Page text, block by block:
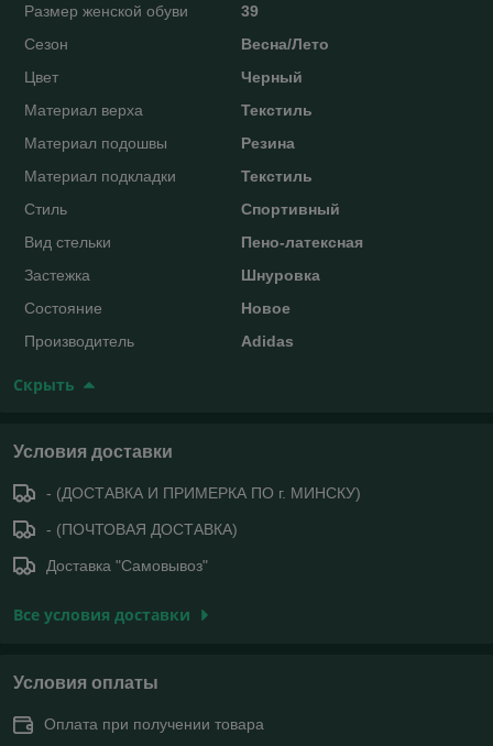
Размер женской обуви
39
Сезон
Весна/Лето
Цвет
Черный
Материал верха
Текстиль
Материал подошвы
Резина
Материал подкладки
Текстиль
Стиль
Спортивный
Вид стельки
Пено-латексная
Застежка
Шнуровка
Состояние
Новое
Производитель
Adidas
Скрыть
Условия доставки
- (ДОСТАВКА И ПРИМЕРКА ПО г. МИНСКУ)
- (ПОЧТОВАЯ ДОСТАВКА)
Доставка "Самовывоз"
Все условия доставки
Условия оплаты
Оплата при получении товара